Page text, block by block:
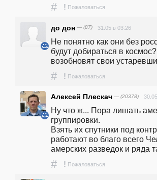
# ! Пожаловаться
до дон — (87) 31.05 в 03:26
Не понятно как они без
будут добираться в
возобновят свои
# ! Пожаловаться
Алексей Плескач — (20378)
Ну что ж... Пора лишать
группировки.
Взять их спутники под
работают во благо всего
амерских разведок и ряда
# ! Пожаловаться